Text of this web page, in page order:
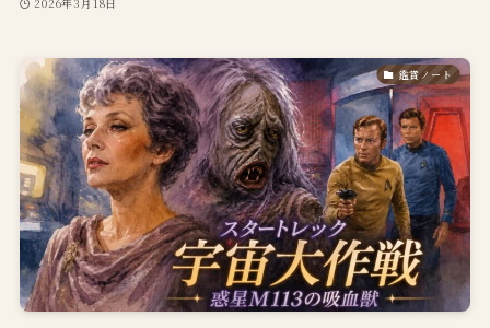
鑑賞ノート